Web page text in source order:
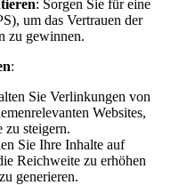
: Sorgen Sie für eine
um das Vertrauen der
zu gewinnen.
:
Sie Verlinkungen von
Websites,
zu steigern.
Sie Ihre Inhalte auf
Reichweite zu erhöhen
generieren.